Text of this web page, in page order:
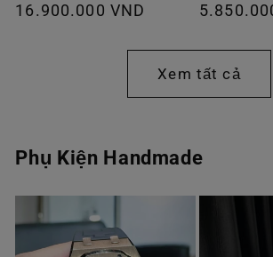
Giá
16.900.000 VND
Giá
thường
Xem tất cả
Phụ Kiện Handmade